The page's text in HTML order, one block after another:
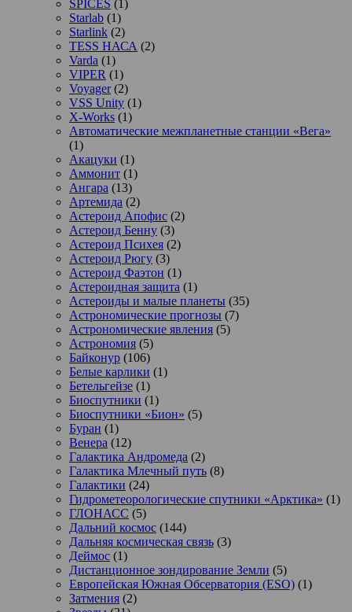
SPICES (1)
Starlab (1)
Starlink (2)
TESS НАСА (2)
Varda (1)
VIPER (1)
Voyager(2)
VSS Unity (1)
X-Works (1)
Автоматические межпланетные станции «Вега»
(1)
Акацуки (1)
Аммонит (1)
Ангара (13)
Артемида (2)
Астероид Апофис (2)
Астероид Бенну (3)
Астероид Психея (2)
Астероид Рюгу (3)
Астероид Фаэтон (1)
Астероидная защита (1)
Астероиды и малые планеты (35)
Астрономические прогнозы (7)
Астрономические явления (5)
Астрономия (5)
Байконур (106)
Белые карлики (1)
Бетельгейзе (1)
Биоспутники (1)
Биоспутники «Бион» (5)
Буран (1)
Венера (12)
Галактика Андромеда (2)
Галактика Млечный путь (8)
Галактики (24)
Гидрометеорологические спутники «Арктика» (1)
ГЛОНАСС (5)
Дальний космос (144)
Дальняя космическая связь (3)
Деймос (1)
Дистанционное зондирование Земли (5)
Европейская Южная Обсерватория (ESO) (1)
Затмения (2)